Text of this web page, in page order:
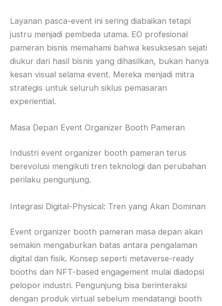
Layanan pasca-event ini sering diabaikan tetapi
justru menjadi pembeda utama. EO profesional
pameran bisnis memahami bahwa kesuksesan sejati
diukur dari hasil bisnis yang dihasilkan, bukan hanya
kesan visual selama event. Mereka menjadi mitra
strategis untuk seluruh siklus pemasaran
experiential.
Masa Depan Event Organizer Booth Pameran
Industri event organizer booth pameran terus
berevolusi mengikuti tren teknologi dan perubahan
perilaku pengunjung.
Integrasi Digital-Physical: Tren yang Akan Dominan
Event organizer booth pameran masa depan akan
semakin mengaburkan batas antara pengalaman
digital dan fisik. Konsep seperti metaverse-ready
booths dan NFT-based engagement mulai diadopsi
pelopor industri. Pengunjung bisa berinteraksi
dengan produk virtual sebelum mendatangi booth